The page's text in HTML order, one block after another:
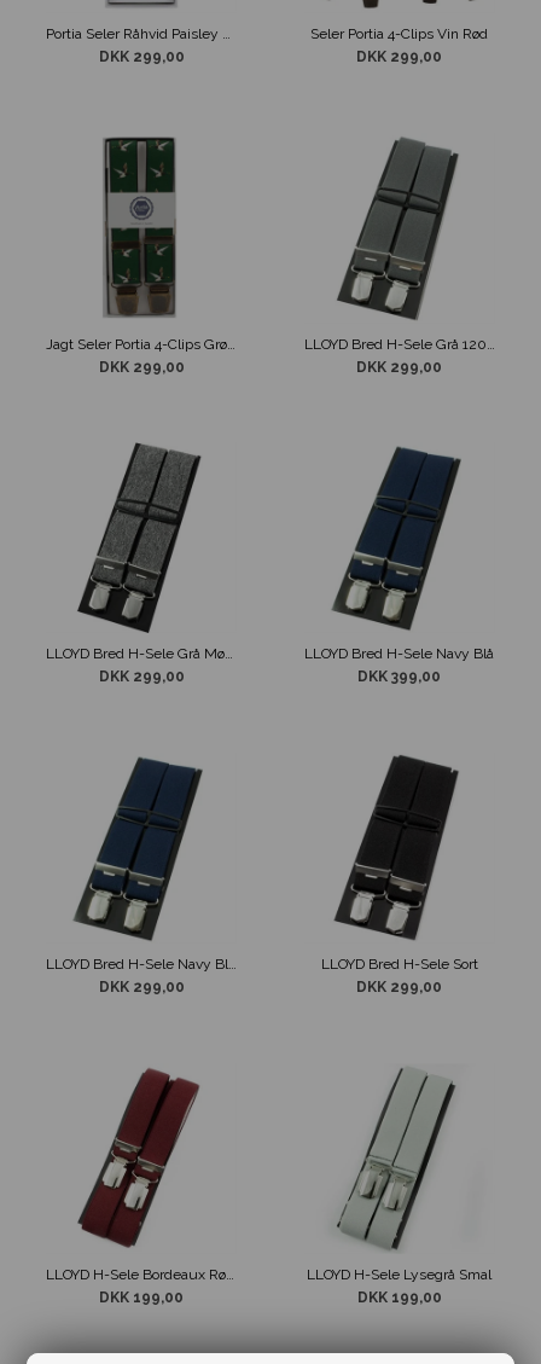
Portia Seler Råhvid Paisley Mønstret
DKK 299,00
Seler Portia 4-Clips Vin Rød
DKK 299,00
DKK 299,00
DKK 299,00
LLOYD Bred H-Sele Grå Mønster
DKK 299,00
LLOYD Bred H-Sele Navy Blå
DKK 399,00
LLOYD Bred H-Sele Navy Blå 140 cm
DKK 299,00
LLOYD Bred H-Sele Sort
DKK 299,00
DKK 199,00
LLOYD H-Sele Lysegrå Smal
DKK 199,00